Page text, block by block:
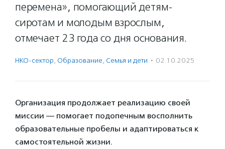
перемена», помогающий детям-
сиротам и молодым взрослым,
отмечает 23 года со дня основания.
НКО-сектор, Образование, Семья и дети · 02.10.2025
Организация продолжает реализацию своей
миссии — помогает подопечным восполнить
образовательные пробелы и адаптироваться к
самостоятельной жизни.